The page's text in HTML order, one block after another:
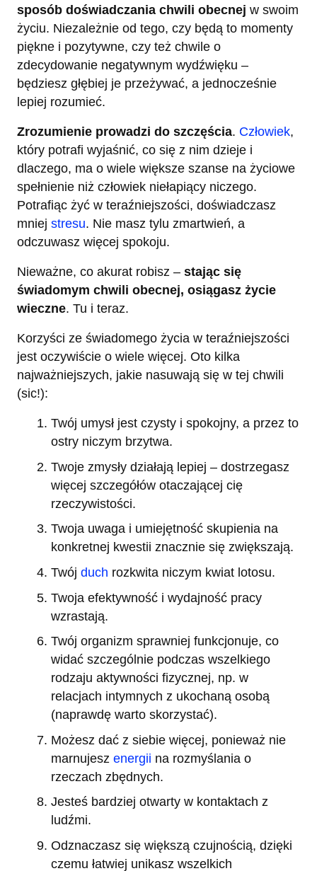
sposób doświadczania chwili obecnej w swoim
życiu. Niezależnie od tego, czy będą to momenty
piękne i pozytywne, czy też chwile o
zdecydowanie negatywnym wydźwięku –
będziesz głębiej je przeżywać, a jednocześnie
lepiej rozumieć.
Zrozumienie prowadzi do szczęścia. Człowiek,
który potrafi wyjaśnić, co się z nim dzieje i
dlaczego, ma o wiele większe szanse na życiowe
spełnienie niż człowiek niełapiący niczego.
Potrafiąc żyć w teraźniejszości, doświadczasz
mniej stresu. Nie masz tylu zmartwień, a
odczuwasz więcej spokoju.
Nieważne, co akurat robisz – stając się
świadomym chwili obecnej, osiągasz życie
wieczne. Tu i teraz.
Korzyści ze świadomego życia w teraźniejszości
jest oczywiście o wiele więcej. Oto kilka
najważniejszych, jakie nasuwają się w tej chwili
(sic!):
Twój umysł jest czysty i spokojny, a przez to
ostry niczym brzytwa.
Twoje zmysły działają lepiej – dostrzegasz
więcej szczegółów otaczającej cię
rzeczywistości.
Twoja uwaga i umiejętność skupienia na
konkretnej kwestii znacznie się zwiększają.
Twój duch rozkwita niczym kwiat lotosu.
Twoja efektywność i wydajność pracy
wzrastają.
Twój organizm sprawniej funkcjonuje, co
widać szczególnie podczas wszelkiego
rodzaju aktywności fizycznej, np. w
relacjach intymnych z ukochaną osobą
(naprawdę warto skorzystać).
Możesz dać z siebie więcej, ponieważ nie
marnujesz energii na rozmyślania o
rzeczach zbędnych.
Jesteś bardziej otwarty w kontaktach z
ludźmi.
Odznaczasz się większą czujnością, dzięki
czemu łatwiej unikasz wszelkich